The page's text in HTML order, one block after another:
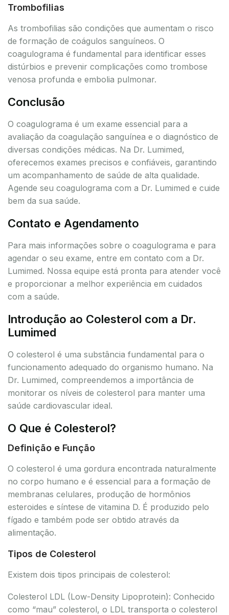
Trombofilias
As trombofilias são condições que aumentam o risco
de formação de coágulos sanguíneos. O
coagulograma é fundamental para identificar esses
distúrbios e prevenir complicações como trombose
venosa profunda e embolia pulmonar.
Conclusão
O coagulograma é um exame essencial para a
avaliação da coagulação sanguínea e o diagnóstico de
diversas condições médicas. Na Dr. Lumimed,
oferecemos exames precisos e confiáveis, garantindo
um acompanhamento de saúde de alta qualidade.
Agende seu coagulograma com a Dr. Lumimed e cuide
bem da sua saúde.
Contato e Agendamento
Para mais informações sobre o coagulograma e para
agendar o seu exame, entre em contato com a Dr.
Lumimed. Nossa equipe está pronta para atender você
e proporcionar a melhor experiência em cuidados
com a saúde.
Introdução ao Colesterol com a Dr.
Lumimed
O colesterol é uma substância fundamental para o
funcionamento adequado do organismo humano. Na
Dr. Lumimed, compreendemos a importância de
monitorar os níveis de colesterol para manter uma
saúde cardiovascular ideal.
O Que é Colesterol?
Definição e Função
O colesterol é uma gordura encontrada naturalmente
no corpo humano e é essencial para a formação de
membranas celulares, produção de hormônios
esteroides e síntese de vitamina D. É produzido pelo
fígado e também pode ser obtido através da
alimentação.
Tipos de Colesterol
Existem dois tipos principais de colesterol:
Colesterol LDL (Low-Density Lipoprotein): Conhecido
como “mau” colesterol, o LDL transporta o colesterol